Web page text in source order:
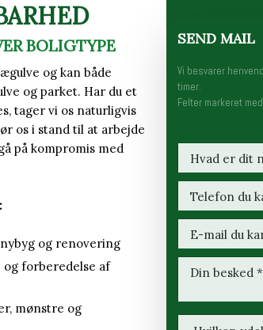
BOLIGTYPE
og kan både
og parket. Har du et
tager vi os naturligvis
os i stand til at arbejde
på kompromis med
og renovering
og forberedelse af
mønstre og
SEND MAIL
Vi besvarer
timer.
​Felter markeret